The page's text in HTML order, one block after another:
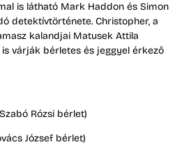
is látható Mark Haddon és Simon
detektívtörténete. Christopher, a
kalandjai Matusek Attila
várják bérletes és jeggyel érkező
Rózsi bérlet)
József bérlet)